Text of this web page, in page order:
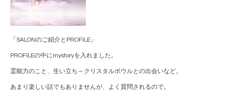
「SALONのご紹介とPROFILE」
PROFILEの中にmystoryを入れました。
霊能力のこと、生い立ち～クリスタルボウルとの出会いなど。
あまり楽しい話でもありませんが、よく質問されるので。